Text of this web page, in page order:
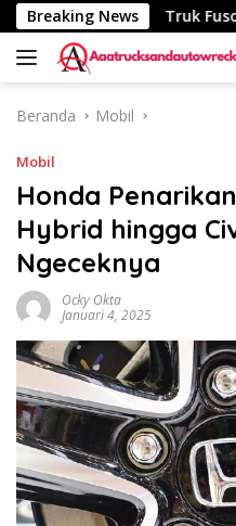
Langsung
ke
konten
Breaking News
Km Truk Fuso
Beranda Mobil
Mobil
Honda
Hybrid hingga
Ngeceknya
Ocky Okta
Januari 4, 2025